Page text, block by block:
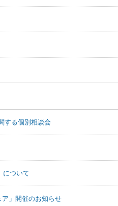
する個別相談会
について
ア」開催のお知らせ